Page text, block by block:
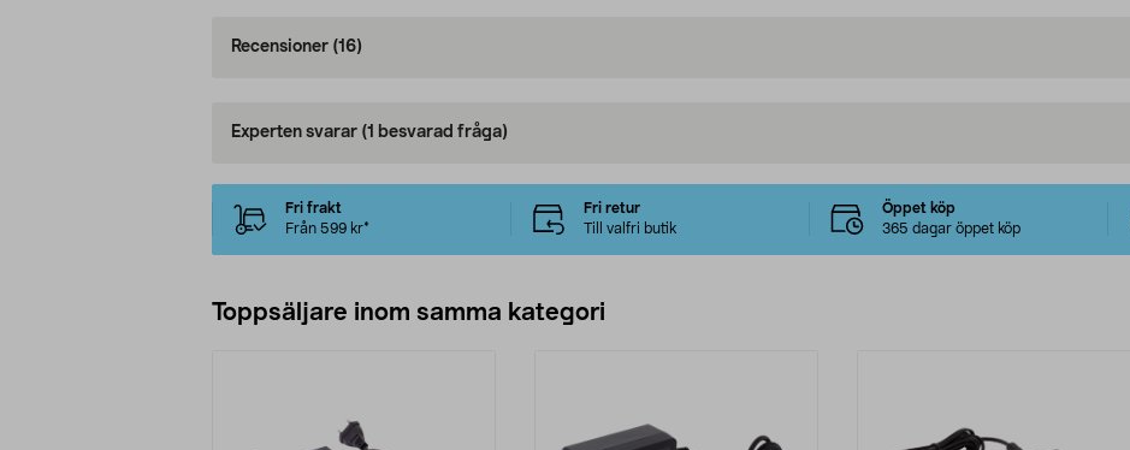
Recensioner (16)
Experten svarar (1 besvarad fråga)
Fri frakt
Från 599 kr*
Fri retur
Till valfri butik
Öppet köp
365 dagar öppet köp
Toppsäljare inom samma kategori